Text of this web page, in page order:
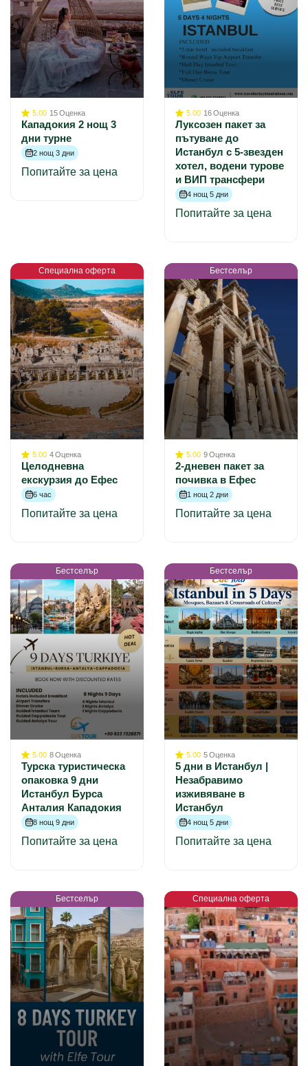
5.00 15Оценка
Кападокия 2 нощ 3
дни турне
2 нощ 3 дни
Попитайте за цена
5.00 16Оценка
Луксозен пакет за
пътуване до
Истанбул с 5-звезден
хотел, водени турове
и ВИП трансфери
4 нощ 5 дни
Попитайте за цена
Специална оферта
5.00 4Оценка
Целодневна
екскурзия до Ефес
6 час
Попитайте за цена
Бестселър
5.00 9Оценка
2-дневен пакет за
почивка в Ефес
1 нощ 2 дни
Попитайте за цена
Бестселър
5.00 8Оценка
Турска туристическа
опаковка 9 дни
Истанбул Бурса
Анталия Кападокия
8 нощ 9 дни
Попитайте за цена
Бестселър
5.00 5Оценка
5 дни в Истанбул |
Незабравимо
изживяване в
Истанбул
4 нощ 5 дни
Попитайте за цена
Бестселър Специална оферта